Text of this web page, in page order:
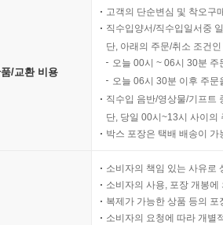
욕주의에 대해 다룬다. 우리가 여전히
맞추면서 제도적인 결함을 놓치게 하고
더 많이 일해야 부유해지고 사회와 국
어렵게 된다.”(332쪽)라고 윤비 교수는
플라톤과 욕망의 다면성」에서 강성훈
좋음에 대한 생각과 긴밀한 관계가 있고
거꾸로, X가 좋다고 생각하지는 않으면
떤 영향에 의해 좋다고 믿어지는 것일
에 우리가 어떤 욕망들을 갖는지는 우
/교환 비용
고객의 단순변심 및 착오구
직수입양서/직수입일서중
단, 아래의 주문/취소 조건
오늘 00시 ~ 06시 30분
오늘 06시 30분 이후 주
직수입 음반/영상물/기프트
단, 당일 00시~13시 사이의
박스 포장은 택배 배송이
소비자의 책임 있는 사유로
소비자의 사용, 포장 개봉
복제가 가능한 상품 등의
소비자의 요청에 따라 개별